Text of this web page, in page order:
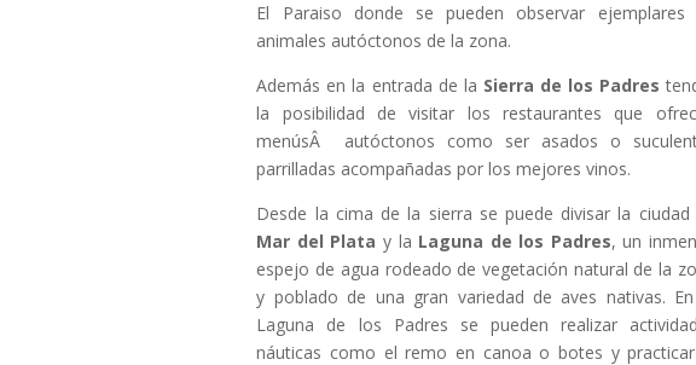
El Paraiso donde se pueden observar ejemplares
animales autóctonos de la zona.
Además en la entrada de la Sierra de los Padres
la posibilidad de visitar los restaurantes que
menúsÂ autóctonos como ser asados o
parrilladas acompañadas por los mejores vinos.
Desde la cima de la sierra se puede divisar la ciudad
Mar del Plata y la Laguna de los Padres, un
espejo de agua rodeado de vegetación natural de la
y poblado de una gran variedad de aves nativas.
Laguna de los Padres se pueden realizar
náuticas como el remo en canoa o botes y